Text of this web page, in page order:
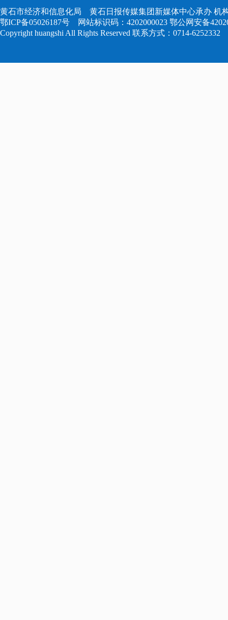
黄石市经济和信息化局 黄石日报传媒集团新媒体中心承办 机
鄂ICP备05026187号 网站标识码：4202000023 鄂公网安备
Copyright huangshi All Rights Reserved 联系方式：0714-6252332